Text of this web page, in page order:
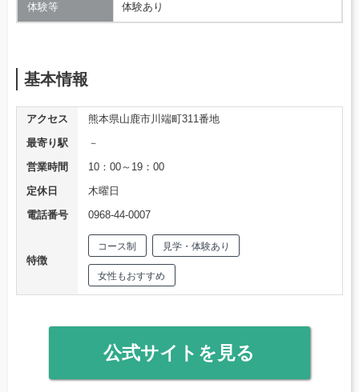
体験等 体験あり
基本情報
アクセス
熊本県山鹿市川端町311番地
最寄り駅
－
営業時間
10：00～19：00
定休日
木曜日
電話番号
0968-44-0007
特徴
コース制 見学・体験あり
女性もおすすめ
公式サイトを見る